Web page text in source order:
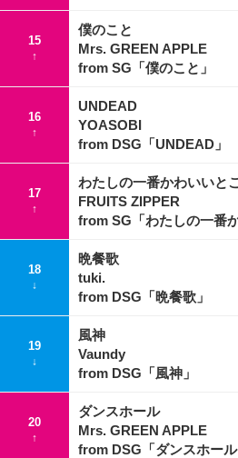
15
↑
僕のこと
Mrs. GREEN APPLE
from SG「僕のこと」
16
↑
UNDEAD
YOASOBI
from DSG「UNDEAD」
17
↑
わたしの一番かわいいと
FRUITS ZIPPER
from SG「わたしの一番
18
↓
晩餐歌
tuki.
from DSG「晩餐歌」
19
↓
風神
Vaundy
from DSG「風神」
20
↑
ダンスホール
Mrs. GREEN APPLE
from DSG「ダンスホール